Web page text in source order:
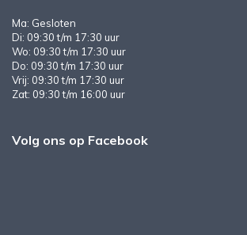
Ma: Gesloten
Di: 09:30 t/m 17:30 uur
Wo: 09:30 t/m 17:30 uur
Do: 09:30 t/m 17:30 uur
Vrij: 09:30 t/m 17:30 uur
Zat: 09:30 t/m 16:00 uur
Volg ons op Facebook